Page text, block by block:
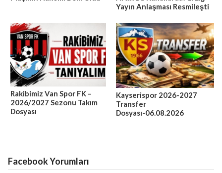
Yayın Anlaşması Resmileşti
Rakibimiz Van Spor FK –
2026/2027 Sezonu Takım
Dosyası
Kayserispor 2026-2027
Transfer
Dosyası-06.08.2026
Facebook Yorumları